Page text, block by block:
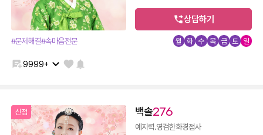
상담하기
#문제해결#속마음전문 월 화 수 목 금 토 일
9999+
신점 백솔276
예지력.영검한화경점사